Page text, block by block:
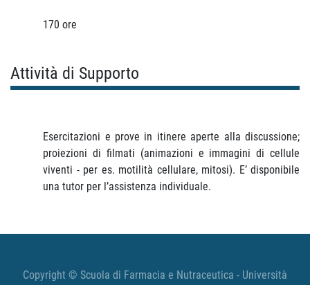
170 ore
Attività di Supporto
Esercitazioni e prove in itinere aperte alla discussione;
proiezioni di filmati (animazioni e immagini di cellule
viventi - per es. motilità cellulare, mitosi). E’ disponibile
una tutor per l’assistenza individuale.
Copyright © Scuola di Farmacia e Nutraceutica - Università